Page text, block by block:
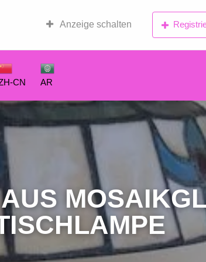
Anzeige schalten
CN AR